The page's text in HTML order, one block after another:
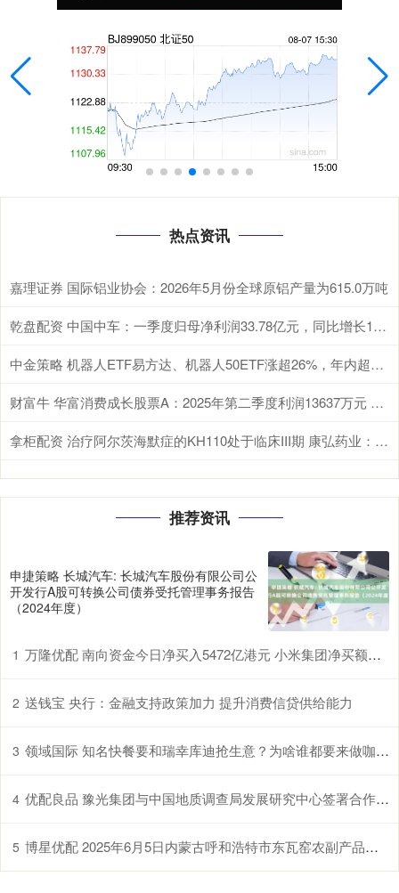
热点资讯
嘉理证券 国际铝业协会：2026年5月份全球原铝产量为615.0万吨
乾盘配资 中国中车：一季度归母净利润33.78亿元，同比增长10.66%
中金策略 机器人ETF易方达、机器人50ETF涨超26%，年内超百亿资金机器人ETF
财富牛 华富消费成长股票A：2025年第二季度利润13637万元 净值增长率108%
拿柜配资 治疗阿尔茨海默症的KH110处于临床III期 康弘药业：具一定的不确定性
推荐资讯
申捷策略 长城汽车: 长城汽车股份有限公司公
开发行A股可转换公司债券受托管理事务报告
（2024年度）
1 万隆优配 南向资金今日净买入5472亿港元 小米集团净买额居首
2 送钱宝 央行：金融支持政策加力 提升消费信贷供给能力
3 领域国际 知名快餐要和瑞幸库迪抢生意？为啥谁都要来做咖啡？
4 优配良品 豫光集团与中国地质调查局发展研究中心签署合作协议
5 博星优配 2025年6月5日内蒙古呼和浩特市东瓦窑农副产品批发市场有限责任公司价格行情